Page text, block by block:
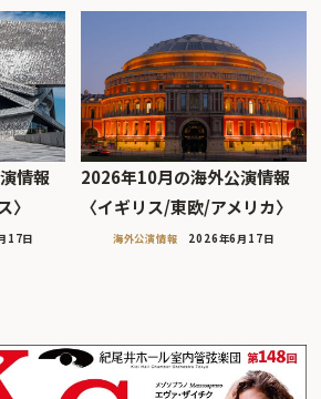
情報
〉
17日
2026年10月の海外公演情報
〈イギリス/東欧/アメリカ〉
海外公演情報 2026年6月17日